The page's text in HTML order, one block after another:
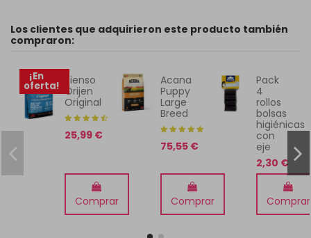
Los clientes que adquirieron este producto también
compraron:
¡En
oferta!
Pienso
Orijen
Original
25,99 €
Comprar
Acana
Puppy
Large
Breed
75,55 €
Comprar
Pack
4
rollos
bolsas
higiénicas
con
eje
2,30 €
Comprar